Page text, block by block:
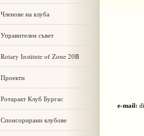
Членове на клуба
Управителен съвет
Rotary Institute of Zone 20B
Проекти
Ротаракт Клуб Бургас
Спонсорирани клубове
e-mail: